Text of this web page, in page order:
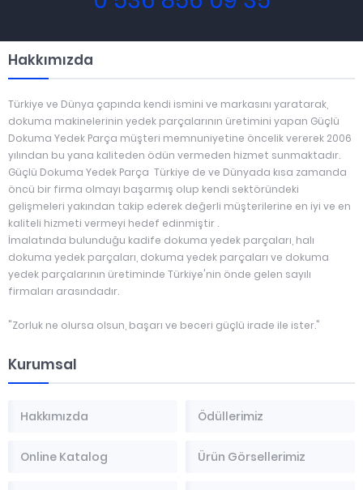
Hakkımızda
Türkiye ve Dünya çapında kendi ismini ve markasını yaratarak,
dokuma makinelerinin yedek parçalarının üretimini yapan Güçlü
Dokuma Yedek Parça müşteri memnuniyetine öncelik vererek 2006
yılından bu yana kaliteden ödün vermeden hizmet sunmaktadır.
Güçlü Dokuma Yedek Parça Türkiye de ve Dünyada kısa zamanda
öncü bir firma olmayı başarmış olup kendi sektöründeki
gelişmeleri yakından takip ederek değerli müşterilerine en iyi ve en
kaliteli hizmeti vermeyi hedef edinmiştir .
İmalatında bulunduğu kadife dokuma yedek parçaları, halı
dokuma yedek parçaları, dokuma yedek parçaları ve dokuma
yedek parçalarının üretiminde Türkiye'nin önde gelen sayılı
firmaları arasındadır.
"Zorluk ne olursa olsun, başarı ve beceri güçlü irade ile ister."
Kurumsal
Hakkımızda Ödüllerimiz
Online Katalog Ürün Görsellerimiz